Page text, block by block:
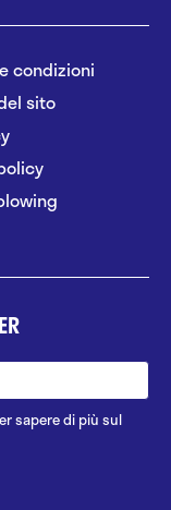
condizioni
sito
sapere di più sul